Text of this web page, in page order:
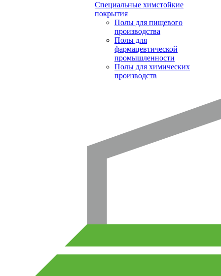
Специальные химстойкие
покрытия
Полы для пищевого
производства
Полы для
фармацевтической
промышленности
Полы для химических
производств